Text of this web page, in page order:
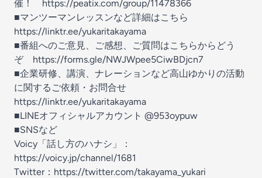
催！ https://peatix.com/group/11478366
■マンツーマンレッスンなど詳細はこちら
https://linktr.ee/yukaritakayama
■番組へのご意見、ご感想、ご質問はこちらからどう
ぞ https://forms.gle/NWJWpee5CiwBDjcn7
■企業研修、講演、ナレーションなど高山ゆかりの活動
に関するご依頼・お問合せ
https://linktr.ee/yukaritakayama
■LINEオフィシャルアカウント @953oypuw
■SNSなど
Voicy「話し方のハナシ」：
https://voicy.jp/channel/1681
Twitter：https://twitter.com/takayama_yukari